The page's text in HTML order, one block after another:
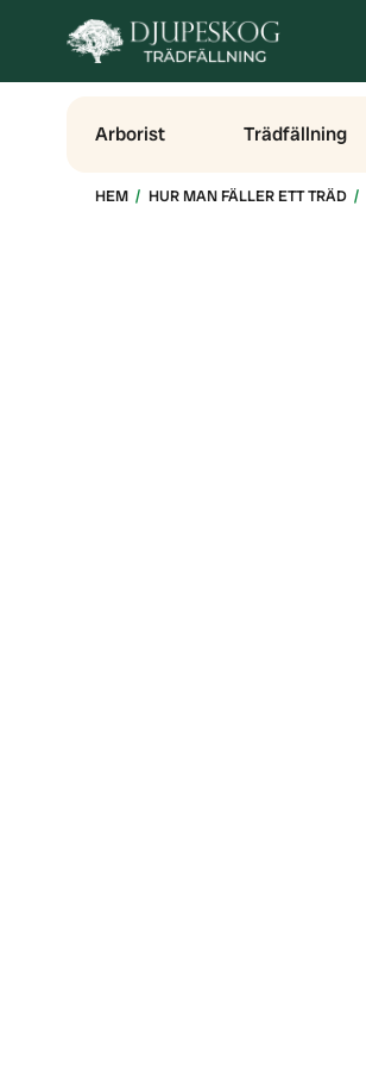
Arborist Trädfällning
HEM HUR MAN FÄLLER ETT TRÄD